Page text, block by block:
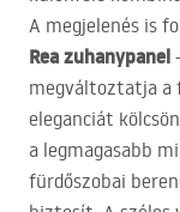
A megjelenés is
Rea zuhanypanel
megváltoztatja a
eleganciát
a legmagasabb
fürdőszobai